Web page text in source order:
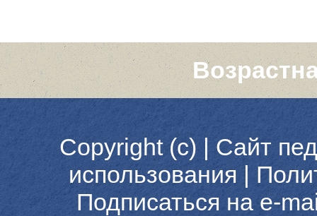
Copyright (c) | Сайт
использования |
Подписаться на e-